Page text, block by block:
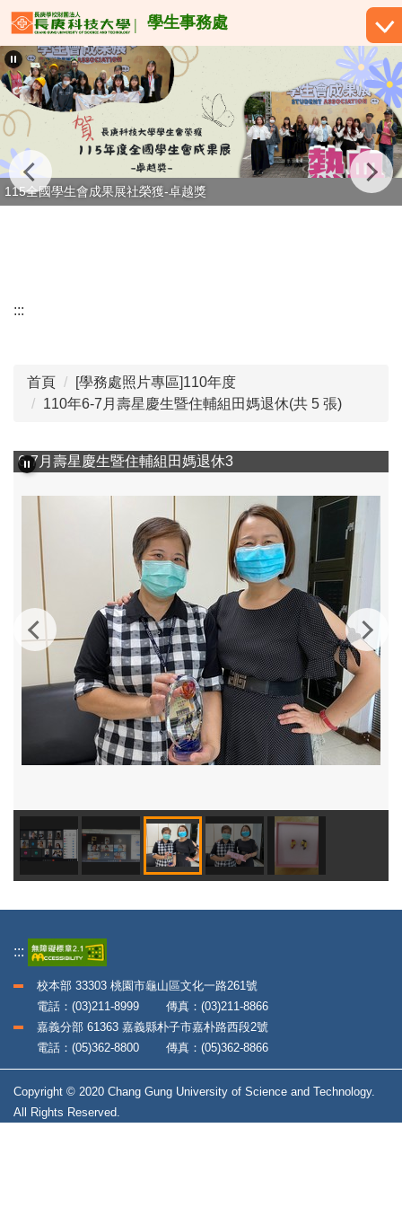
跳
到
主
要
內
容
學生事務處
115全國學生會成果展社榮獲-卓越獎
:::
首頁
[學務處照片專區]110年度
110年6-7月壽星慶生暨住輔組田媽退休(共 5 張)
6-7月壽星慶生暨住輔組田媽退休3
:::
校本部 33303 桃園市龜山區文化一路261號
電話：(03)211-8999 傳真：(03)211-8866
嘉義分部 61363 嘉義縣朴子市嘉朴路西段2號
電話：(05)362-8800 傳真：(05)362-8866
Copyright © 2020 Chang Gung University of Science and Technology.
All Rights Reserved.